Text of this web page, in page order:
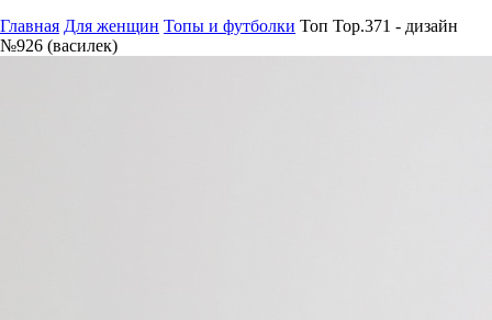
Главная Для женщин Топы и футболки Топ Top.371 - дизайн
№926 (василек)